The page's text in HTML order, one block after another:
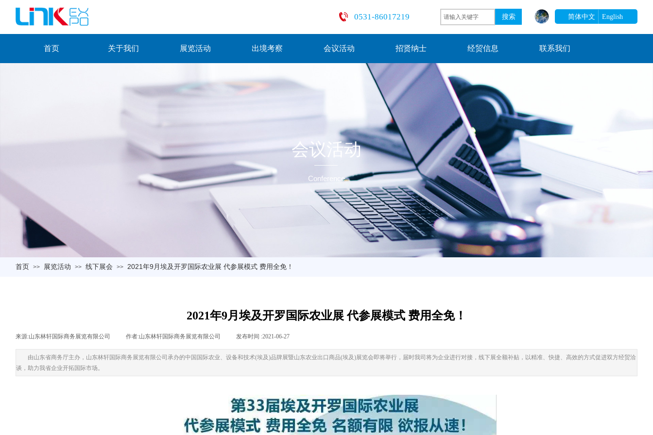
搜索 简体中文 English
0531-86017219
首页 关于我们 展览活动 出境考察 会议活动 招贤纳士 经贸信息 联系我们
会议活动
Conference
首页 >> 展览活动 >> 线下展会 >> 2021年9月埃及开罗国际农业展 代参展模式 费用全免！
2021年9月埃及开罗国际农业展 代参展模式 费用全免！
来源:山东林轩国际商务展览有限公司 作者:山东林轩国际商务展览有限公司 发布时间 :2021-06-27
由山东省商务厅主办，山东林轩国际商务展览有限公司承办的中国国际农业、设备和技术(埃及)品牌展暨山东农业出口商品(埃及)展览会即将举行，届时我司将为企业进行对接，线下展全额补贴，以精准、快捷、高效的方式促进双方经贸洽
谈，助力我省企业开拓国际市场。